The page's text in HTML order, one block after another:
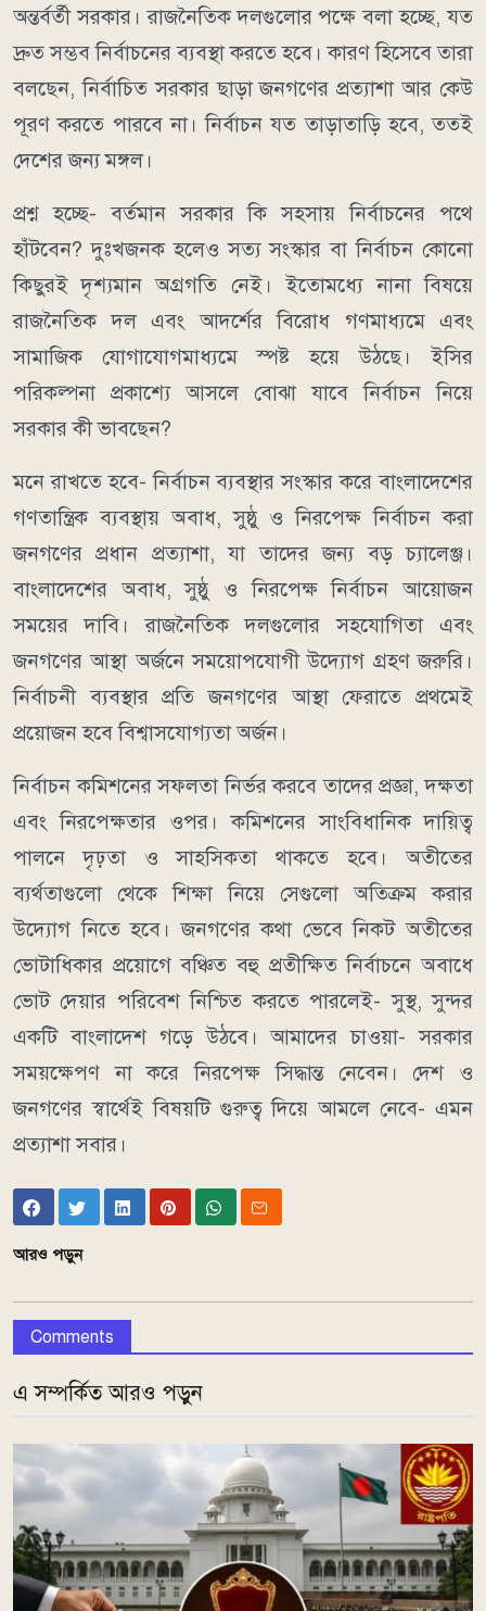
অন্তর্বর্তী সরকার। রাজনৈতিক দলগুলোর পক্ষে বলা হচ্ছে, যত
দ্রুত সম্ভব নির্বাচনের ব্যবস্থা করতে হবে। কারণ হিসেবে তারা
বলছেন, নির্বাচিত সরকার ছাড়া জনগণের প্রত্যাশা আর কেউ
পূরণ করতে পারবে না। নির্বাচন যত তাড়াতাড়ি হবে, ততই
দেশের জন্য মঙ্গল।
প্রশ্ন হচ্ছে- বর্তমান সরকার কি সহসায় নির্বাচনের পথে
হাঁটবেন? দুঃখজনক হলেও সত্য সংস্কার বা নির্বাচন কোনো
কিছুরই দৃশ্যমান অগ্রগতি নেই। ইতোমধ্যে নানা বিষয়ে
রাজনৈতিক দল এবং আদর্শের বিরোধ গণমাধ্যমে এবং
সামাজিক যোগাযোগমাধ্যমে স্পষ্ট হয়ে উঠছে। ইসির
পরিকল্পনা প্রকাশ্যে আসলে বোঝা যাবে নির্বাচন নিয়ে
সরকার কী ভাবছেন?
মনে রাখতে হবে- নির্বাচন ব্যবস্থার সংস্কার করে বাংলাদেশের
গণতান্ত্রিক ব্যবস্থায় অবাধ, সুষ্ঠু ও নিরপেক্ষ নির্বাচন করা
জনগণের প্রধান প্রত্যাশা, যা তাদের জন্য বড় চ্যালেঞ্জ।
বাংলাদেশের অবাধ, সুষ্ঠু ও নিরপেক্ষ নির্বাচন আয়োজন
সময়ের দাবি। রাজনৈতিক দলগুলোর সহযোগিতা এবং
জনগণের আস্থা অর্জনে সময়োপযোগী উদ্যোগ গ্রহণ জরুরি।
নির্বাচনী ব্যবস্থার প্রতি জনগণের আস্থা ফেরাতে প্রথমেই
প্রয়োজন হবে বিশ্বাসযোগ্যতা অর্জন।
নির্বাচন কমিশনের সফলতা নির্ভর করবে তাদের প্রজ্ঞা, দক্ষতা
এবং নিরপেক্ষতার ওপর। কমিশনের সাংবিধানিক দায়িত্ব
পালনে দৃঢ়তা ও সাহসিকতা থাকতে হবে। অতীতের
ব্যর্থতাগুলো থেকে শিক্ষা নিয়ে সেগুলো অতিক্রম করার
উদ্যোগ নিতে হবে। জনগণের কথা ভেবে নিকট অতীতের
ভোটাধিকার প্রয়োগে বঞ্চিত বহু প্রতীক্ষিত নির্বাচনে অবাধে
ভোট দেয়ার পরিবেশ নিশ্চিত করতে পারলেই- সুস্থ, সুন্দর
একটি বাংলাদেশ গড়ে উঠবে। আমাদের চাওয়া- সরকার
সময়ক্ষেপণ না করে নিরপেক্ষ সিদ্ধান্ত নেবেন। দেশ ও
জনগণের স্বার্থেই বিষয়টি গুরুত্ব দিয়ে আমলে নেবে- এমন
প্রত্যাশা সবার।
আরও পড়ুন
Comments
এ সম্পর্কিত আরও পড়ুন